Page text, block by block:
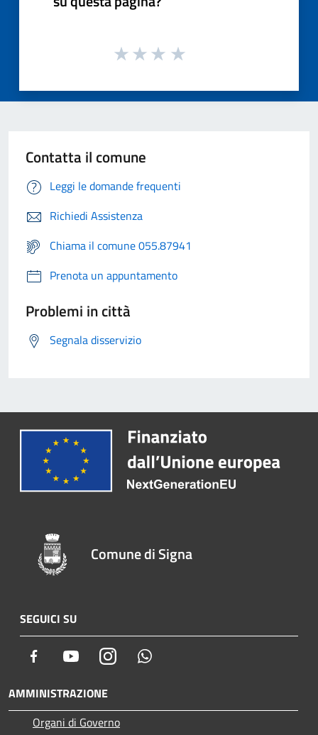
Contatta il comune
Leggi le domande frequenti
Richiedi Assistenza
Chiama il comune 055.87941
Prenota un appuntamento
Problemi in città
Segnala disservizio
Comune di Signa
SEGUICI SU
Facebook YoutubeInstagram
AMMINISTRAZIONE
Organi di Governo